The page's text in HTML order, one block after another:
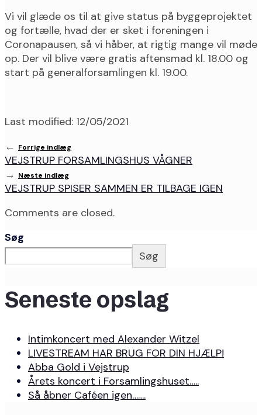
Vi vil glæde os til at give status på byggeprojektet
og fortælle, hvad der er sket i foreningen i
Coronapausen, så vi håber, at rigtig mange vil møde
op. Der vil blive være gratis aftensmad kl. 18.00 og
start på generalforsamlingen kl. 19.00.
Last modified: 12/05/2021
← Forrige indlæg
VEJSTRUP FORSAMLINGSHUS VÅGNER
→ Næste indlæg
VEJSTRUP SPISER SAMMEN ER TILBAGE IGEN
Comments are closed.
Søg
Søg
Seneste opslag
Intimkoncert med Alexander Witzel
LIVESTREAM HAR BRUG FOR DIN HJÆLP!
Abba Gold i Vejstrup
Årets koncert i Forsamlingshuset…..
Så åbner Caféen igen…….